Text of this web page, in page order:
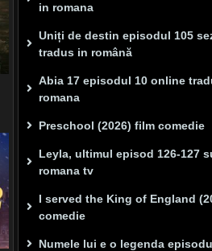
in romana
Uniți de destin episodul 105
tradus in română
Abia 17 episodul 10 online
romana
Preschool (2026) film comedie
Leyla, ultimul episod 126-127
romana tv
I served the King of England
comedie
Numele lui e o legenda